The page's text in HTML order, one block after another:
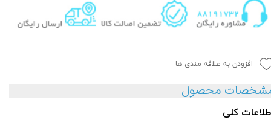
افزودن به علاقه مندی ها
محصول
کلی